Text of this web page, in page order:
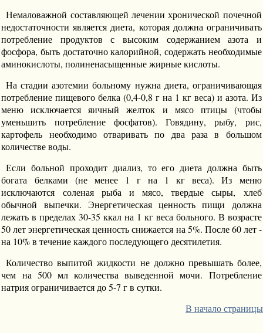
Немаловажной составляющей лечении хронической почечной
недостаточности является диета, которая должна ограничивать
потребление продуктов с высоким содержанием азота и
фосфора, быть достаточно калорийной, содержать необходимые
аминокислоты, полиненасыщенные жирные кислоты.
На стадии азотемии больному нужна диета, ограничивающая
потребление пищевого белка (0,4-0,8 г на 1 кг веса) и азота. Из
меню исключается яичный желток и мясо птицы (чтобы
уменьшить потребление фосфатов). Говядину, рыбу, рис,
картофель необходимо отваривать по два раза в большом
количестве воды.
Если больной проходит диализ, то его диета должна быть
богата белками (не менее 1 г на 1 кг веса). Из меню
исключаются соленая рыба и мясо, твердые сыры, хлеб
обычной выпечки. Энергетическая ценность пищи должна
лежать в пределах 30-35 ккал на 1 кг веса больного. В возрасте
50 лет энергетическая ценность снижается на 5%. После 60 лет -
на 10% в течение каждого последующего десятилетия.
Количество выпитой жидкости не должно превышать более,
чем на 500 мл количества выведенной мочи. Потребление
натрия ограничивается до 5-7 г в сутки.
В начало страницы